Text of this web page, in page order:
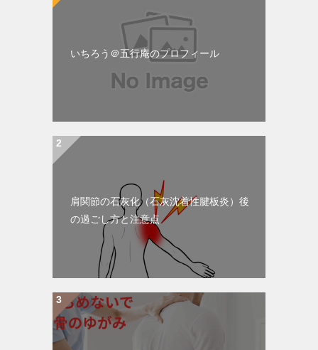
いちろう＠五行庵のプロフィール
肩関節の石灰化（石灰沈着性腱板炎）後
の過ごし方と注意点